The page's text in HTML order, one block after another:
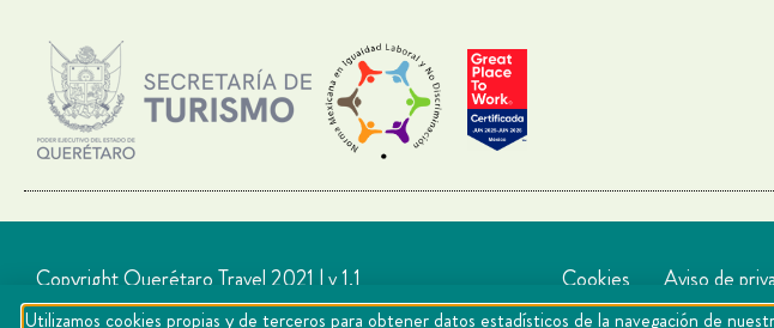
Copyright Querétaro Travel 2021 | v 1.1 Cookies Aviso de
Utilizamos cookies propias y de terceros para obtener datos estadísticos de la navegación de